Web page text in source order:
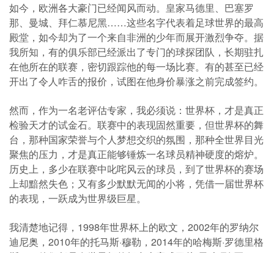
如今，欧洲各大豪门已经闻风而动。皇家马德里、巴塞罗
那、曼城、拜仁慕尼黑……这些名字代表着足球世界的最高
殿堂，如今却为了一个来自非洲的少年而展开激烈争夺。据
我所知，有的俱乐部已经派出了专门的球探团队，长期驻扎
在他所在的联赛，密切跟踪他的每一场比赛。有的甚至已经
开出了令人咋舌的报价，试图在他身价暴涨之前完成签约。
然而，作为一名老评估专家，我必须说：世界杯，才是真正
检验天才的试金石。联赛中的表现固然重要，但世界杯的舞
台，那种国家荣誉与个人梦想交织的氛围，那种全世界目光
聚焦的压力，才是真正能够锤炼一名球员精神硬度的熔炉。
历史上，多少在联赛中叱咤风云的球员，到了世界杯的赛场
上却黯然失色；又有多少默默无闻的小将，凭借一届世界杯
的表现，一跃成为世界级巨星。
我清楚地记得，1998年世界杯上的欧文，2002年的罗纳尔
迪尼奥，2010年的托马斯·穆勒，2014年的哈梅斯·罗德里格